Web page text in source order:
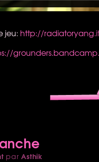
jeu: http://
parAsthik